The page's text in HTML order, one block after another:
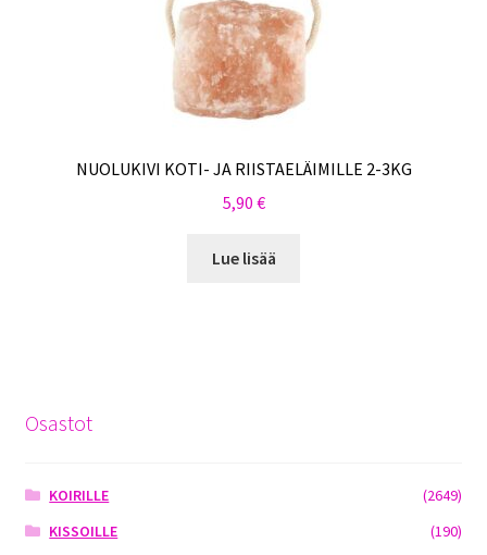
NUOLUKIVI KOTI- JA RIISTAELÄIMILLE 2-3KG
5,90 €
Lue lisää
Osastot
KOIRILLE
(2649)
KISSOILLE
(190)